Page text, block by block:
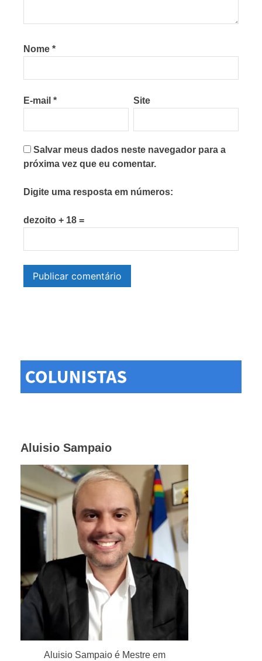
Nome *
E-mail * Site
Salvar meus dados neste navegador para a
próxima vez que eu comentar.
Digite uma resposta em números:
dezoito + 18 =
Aluisio Sampaio
Aluisio Sampaio é Mestre em